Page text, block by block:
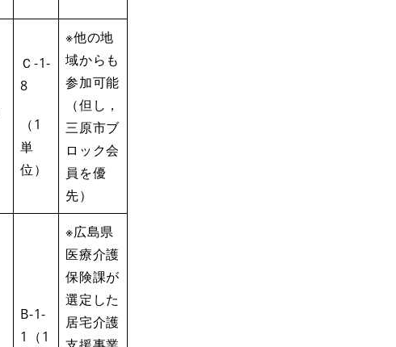
Ｃ-1-
8
（1
単
位）
※他の地
域からも
参加可能
（但し，
三原市ブ
ロック会
員を優
先）
B-1-
1（1
※広島県
医療介護
保険課が
選定した
居宅介護